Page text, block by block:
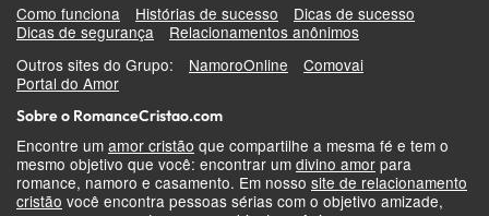
Como funciona
Histórias de sucesso
Dicas de sucesso
Dicas de segurança
Relacionamentos anônimos
Outros sites do Grupo:
NamoroOnline
Comovai
Portal do Amor
Sobre o RomanceCristao.com
Encontre um amor cristão que compartilhe a mesma fé e tem o
mesmo objetivo que você: encontrar um divino amor para
romance, namoro e casamento. Em nosso site de relacionamento
cristão você encontra pessoas sérias com o objetivo amizade,